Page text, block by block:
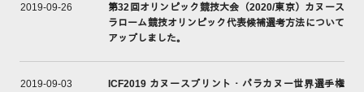
2019-09-26
第32回オリンピック競技大会（2020/東京）カヌース
ラローム競技オリンピック代表候補選考方法について
アップしました。
2019-09-03
ICF2019 カヌースプリント・パラカヌー世界選手権